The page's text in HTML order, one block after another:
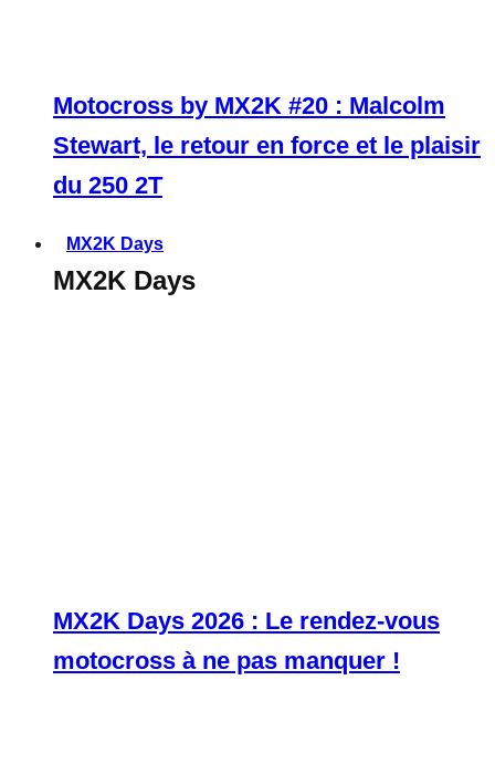
Motocross by MX2K #20 : Malcolm
Stewart, le retour en force et le plaisir
du 250 2T
MX2K Days
MX2K Days
MX2K Days 2026 : Le rendez-vous
motocross à ne pas manquer !